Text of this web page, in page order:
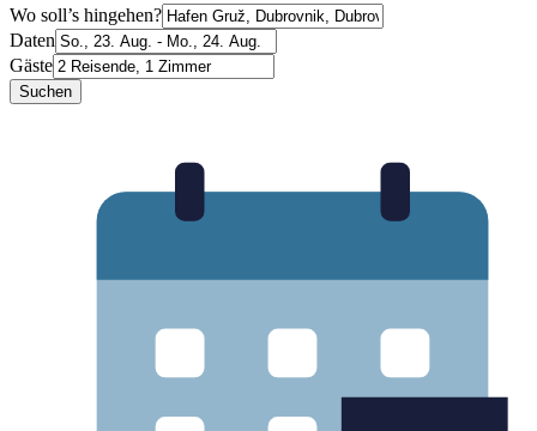
Wo soll’s hingehen?
Daten
Gäste
Suchen